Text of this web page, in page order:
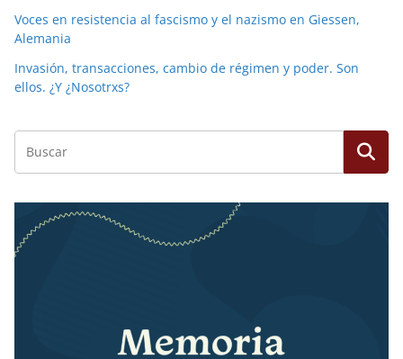
Voces en resistencia al fascismo y el nazismo en Giessen,
Alemania
Invasión, transacciones, cambio de régimen y poder. Son
ellos. ¿Y ¿Nosotrxs?